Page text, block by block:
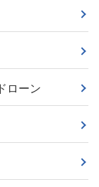
ローン